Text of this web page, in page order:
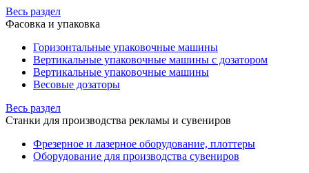
Весь раздел
Фасовка и упаковка
Горизонтальные упаковочные машины
Вертикальные упаковочные машины с дозатором
Вертикальные упаковочные машины
Весовые дозаторы
Весь раздел
Станки для производства рекламы и сувениров
Фрезерное и лазерное оборудование, плоттеры
Оборудование для производства сувениров